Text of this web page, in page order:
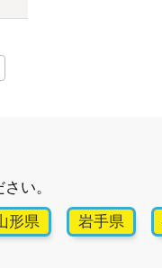
い。
形県
岩手県